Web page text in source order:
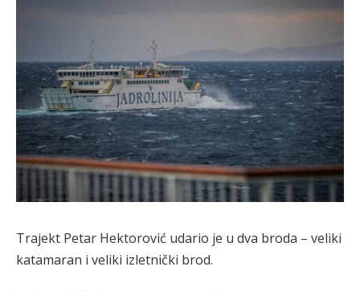
Trajekt Petar Hektorović udario je u dva broda – veliki
katamaran i veliki izletnički brod.